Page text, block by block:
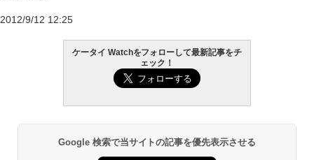
2012/9/12 12:25
ケータイ Watchをフォローして最新記事をチ
ェック！
Google 検索で当サイトの記事を優先表示させる